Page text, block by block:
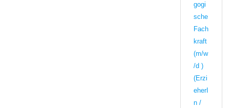
gogi
sche
Fach
kraft
(m/w
/d )
(Erzi
eherI
n /